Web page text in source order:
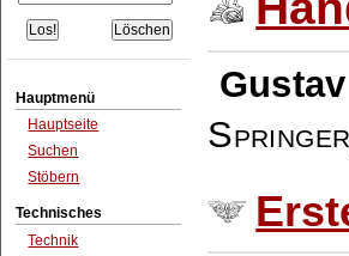
Hauptmenü
Hauptseite
Suchen
Stöbern
Technisches
Technik